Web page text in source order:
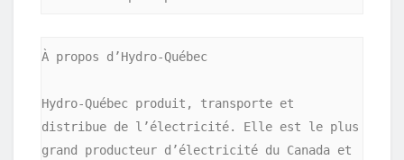
À propos d’Hydro-Québec
Hydro-Québec produit, transporte et
distribue de l’électricité. Elle est le plus
grand producteur d’électricité du Canada et